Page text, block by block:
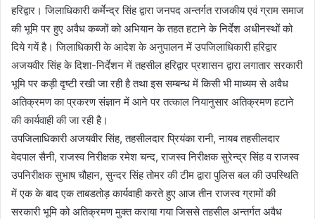
हरिद्वार। जिलाधिकारी कर्मेन्द्र सिंह द्वारा जनपद अन्तर्गत राजकीय एवं ग्राम समाज
की भूमि पर हुए अवैध कब्जों को अभियान के तहत हटाने के निर्देश अधीनस्थों को
दिये गयें है। जिलाधिकारी के आदेश के अनुपालन में उपजिलाधिकारी हरिद्वार
अजयवीर सिंह के दिशा-निर्देशन में तहसील हरिद्वार प्रशासन द्वारा लगातार सरकारी
भूमि पर कड़ी दृष्टी रखी जा रही है तथा इस सम्बन्ध में किसी भी माध्यम से अवैध
अतिक्रमण का प्रकरण संज्ञान में आने पर तत्काल नियानुसार अतिक्रमण हटाने
की कार्यवाही की जा रही है।
उपजिलाधिकारी अजयवीर सिंह, तहसीलदार प्रियंका रानी, नायब तहसीलदार
वेदपाल सैनी, राजस्व निरीक्षक रमेश चन्द, राजस्व निरीक्षक सुरेन्द्र सिंह व राजस्व
उपनिरीक्षक सुभाष चौहान, सुन्दर सिंह तोमर की टीम द्वारा पुलिस बल की उपस्थिति
में एक के बाद एक ताबडतोड़ कार्यवाही करते हुए आज तीन राजस्व ग्रामों की
सरकारी भूमि को अतिक्रमण मुक्त कराया गया जिससे तहसील अन्तर्गत अवैध